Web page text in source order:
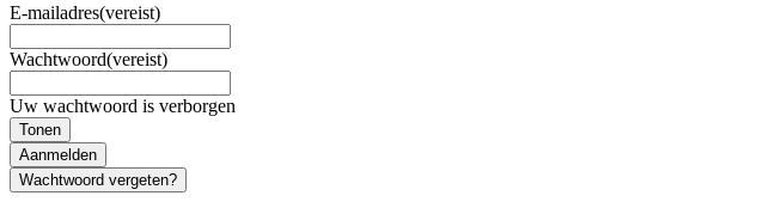
E-mailadres(vereist)
Wachtwoord(vereist)
Uw wachtwoord is verborgen
Tonen
Aanmelden
Wachtwoord vergeten?